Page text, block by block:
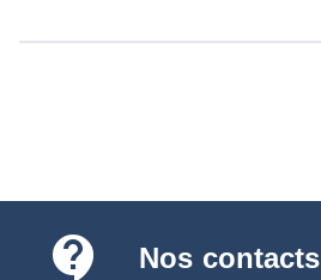
contact_support Nos contacts